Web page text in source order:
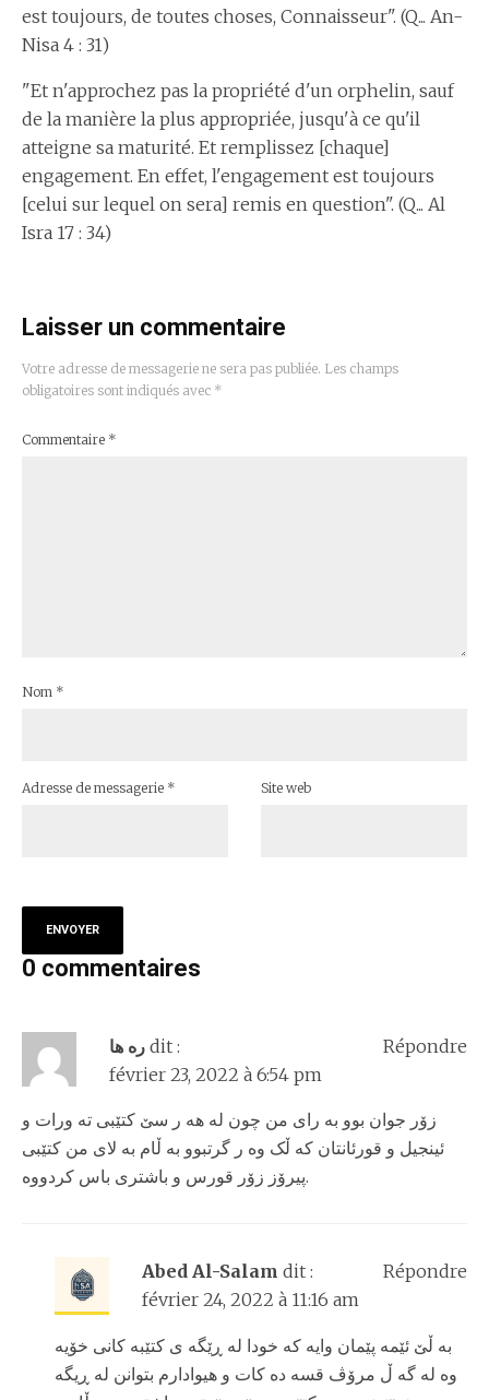
est toujours, de toutes choses, Connaisseur". (Q... An-
Nisa 4 : 31)
"Et n'approchez pas la propriété d'un orphelin, sauf
de la manière la plus appropriée, jusqu'à ce qu'il
atteigne sa maturité. Et remplissez [chaque]
engagement. En effet, l'engagement est toujours
[celui sur lequel on sera] remis en question". (Q... Al
Isra 17 : 34)
Laisser un commentaire
Votre adresse de messagerie ne sera pas publiée. Les champs
obligatoires sont indiqués avec *
Commentaire *
Nom *
Adresse de messagerie * Site web
0 commentaires
ره ها dit :
février 23, 2022 à 6:54 pm
زۆر جوان بوو به رای من چون له هه ر سێ کتێبی ته ورات و
ئینجیل و قورئانتان که ڵک وه ر گرتبوو به ڵام به لای من کتێبی
پیرۆز زۆر قورس و باشتری باس کردووه.
Répondre
Abed Al-Salam dit :
février 24, 2022 à 11:16 am
به ڵێ ئێمه پێمان وایه که خودا له ڕێگه ی کتێبه کانی خۆیه
وه له گه ڵ مرۆڤ قسه ده کات و هیوادارم بتوانن له ڕیگه
Répondre